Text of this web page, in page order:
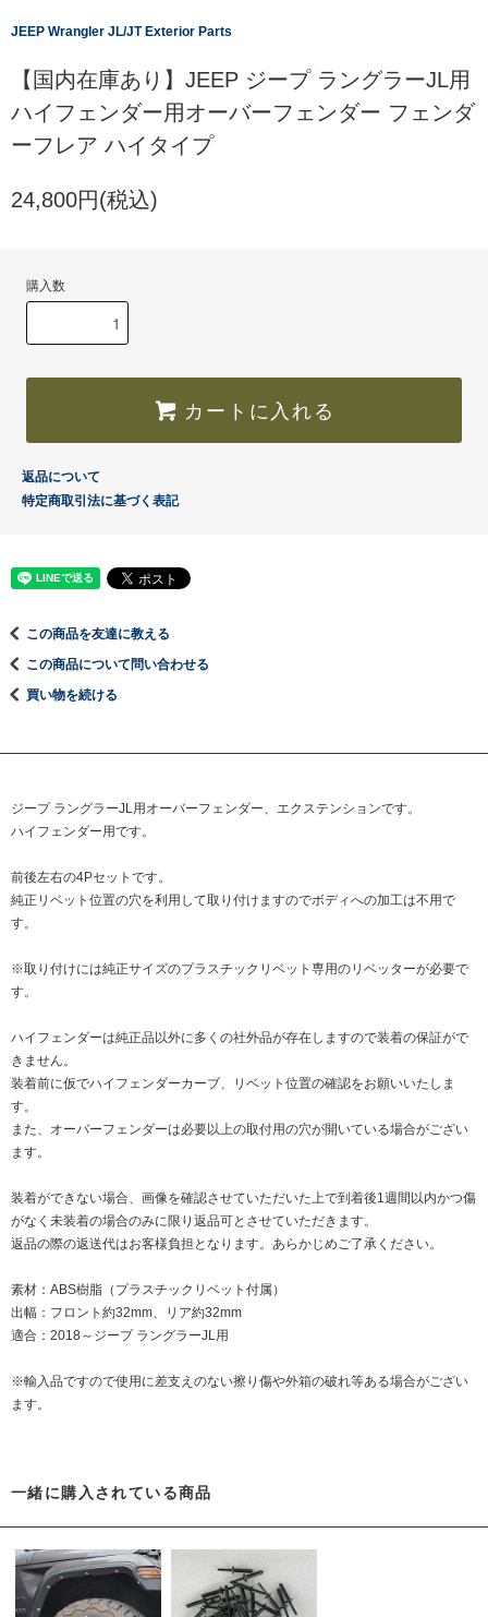
JEEP Wrangler JL/JT Exterior Parts
【国内在庫あり】JEEP ジープ ラングラーJL用
ハイフェンダー用オーバーフェンダー フェンダ
ーフレア ハイタイプ
24,800円(税込)
購入数
カートに入れる
返品について
特定商取引法に基づく表記
この商品を友達に教える
この商品について問い合わせる
買い物を続ける
ジープ ラングラーJL用オーバーフェンダー、エクステンションです。
ハイフェンダー用です。
前後左右の4Pセットです。
純正リベット位置の穴を利用して取り付けますのでボディへの加工は不用で
す。
※取り付けには純正サイズのプラスチックリベット専用のリベッターが必要で
す。
ハイフェンダーは純正品以外に多くの社外品が存在しますので装着の保証がで
きません。
装着前に仮でハイフェンダーカーブ、リベット位置の確認をお願いいたしま
す。
また、オーバーフェンダーは必要以上の取付用の穴が開いている場合がござい
ます。
装着ができない場合、画像を確認させていただいた上で到着後1週間以内かつ傷
がなく未装着の場合のみに限り返品可とさせていただきます。
返品の際の返送代はお客様負担となります。あらかじめご了承ください。
素材：ABS樹脂（プラスチックリベット付属）
出幅：フロント約32mm、リア約32mm
適合：2018～ジープ ラングラーJL用
※輸入品ですので使用に差支えのない擦り傷や外箱の破れ等ある場合がござい
ます。
一緒に購入されている商品